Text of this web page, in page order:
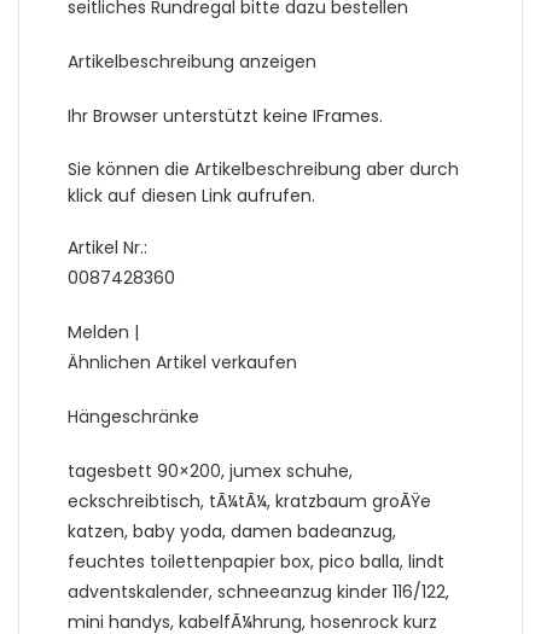
seitliches Rundregal bitte dazu bestellen
Artikelbeschreibung anzeigen
Ihr Browser unterstützt keine IFrames.
Sie können die Artikelbeschreibung aber durch
klick auf diesen Link aufrufen.
Artikel Nr.:
0087428360
Melden |
Ähnlichen Artikel verkaufen
Hängeschränke
tagesbett 90×200, jumex schuhe,
eckschreibtisch, tÃ¼tÃ¼, kratzbaum groÃŸe
katzen, baby yoda, damen badeanzug,
feuchtes toilettenpapier box, pico balla, lindt
adventskalender, schneeanzug kinder 116/122,
mini handys, kabelfÃ¼hrung, hosenrock kurz